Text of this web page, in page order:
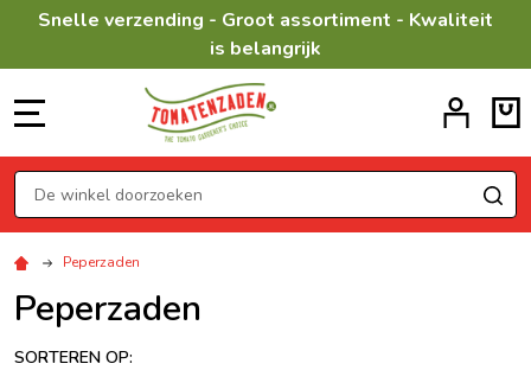
Snelle verzending - Groot assortiment - Kwaliteit
is belangrijk
Zoeken
Peperzaden
Peperzaden
SORTEREN OP: